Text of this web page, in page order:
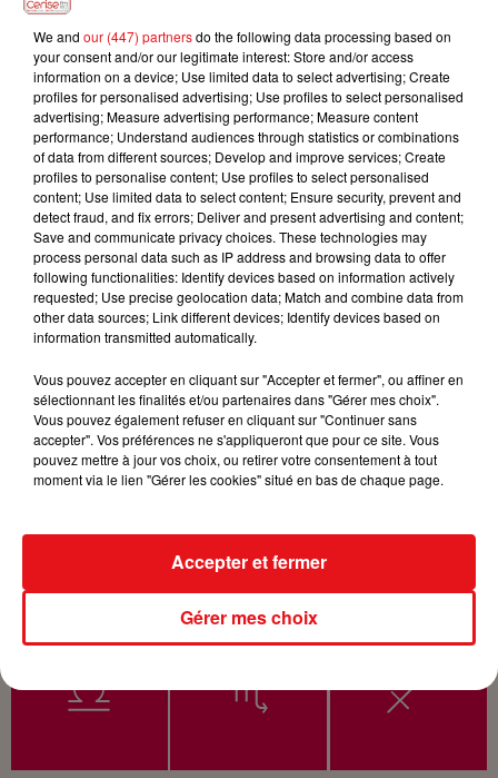
SANTA
Recommence-Moi
THE WEEKND
Sacrifice
JULIEN LIEB FEAT. OTTA
Dis-Moi Où
L'HOROSCOPE
Bélier Taureau Gémeaux
We and our (447) partnersdo the following data processing based on
your consent and/or our legitimate interest: Store and/or access
information on a device; Use limited data to select advertising; Create
profiles for personalised advertising; Use profiles to select personalised
advertising; Measure advertising performance; Measure content
performance; Understand audiences through statistics or combinations
of data from different sources; Develop and improve services; Create
profiles to personalise content; Use profiles to select personalised
content; Use limited data to select content; Ensure security, prevent and
detect fraud, and fix errors; Deliver and present advertising and content;
Save and communicate privacy choices. These technologies may
process personal data such as IP address and browsing data to offer
following functionalities: Identify devices based on information actively
requested; Use precise geolocation data; Match and combine data from
other data sources; Link different devices; Identify devices based on
information transmitted automatically.
Vous pouvez accepter en cliquant sur "Accepter et fermer", ou affiner en
sélectionnant les finalités et/ou partenaires dans "Gérer mes choix".
Vous pouvez également refuser en cliquant sur "Continuer sans
accepter". Vos préférences ne s'appliqueront que pour ce site. Vous
pouvez mettre à jour vos choix, ou retirer votre consentement à tout
moment via le lien "Gérer les cookies" situé en bas de chaque page.
Gérer mes choix
Accepter et fermer